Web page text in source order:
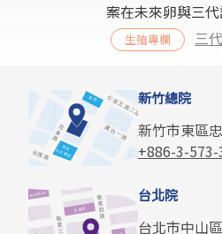
案在未來卵與三
生殖專欄 三
新竹總院
新竹市東區
+886-3-573-
台北院
台北市中山